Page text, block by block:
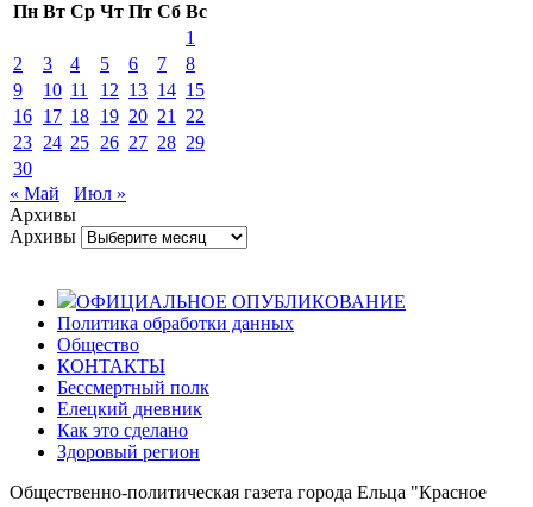
Пн Вт Ср Чт Пт Сб Вс
1
2
3 4 5 6 7
8
9
10 11 12 13 14 15
16 17 18 19 20 21
22
23 24 25 26 27 28 29
30
« Май
Июл »
Архивы
Архивы
ОФИЦИАЛЬНОЕ ОПУБЛИКОВАНИЕ
Политика обработки данных
Общество
КОНТАКТЫ
Бессмертный полк
Елецкий дневник
Как это сделано
Здоровый регион
Общественно-политическая газета города Ельца "Красное